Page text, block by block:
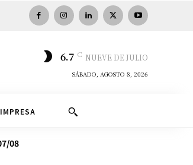
6.7 C NUEVE DE JULIO
SÁBADO, AGOSTO 8, 2026
08